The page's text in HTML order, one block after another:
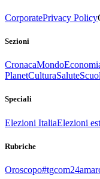
CorporatePrivacy Policy
Sezioni
CronacaMondo
PlanetCulturaSalute
Speciali
Elezioni ItaliaElezioni
Rubriche
Oroscopo